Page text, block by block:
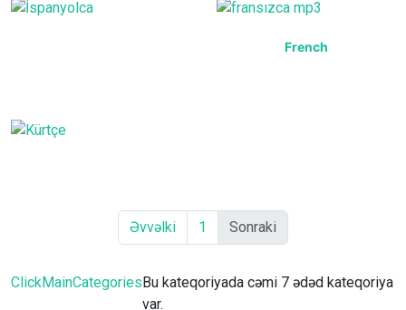
French
Əvvəlki 1 Sonraki
ClickMainCategoriesBu kateqoriyada cəmi 7 ədəd kateqoriya
var.